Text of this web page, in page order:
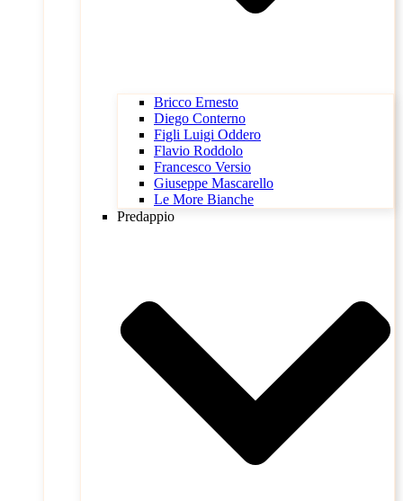
Bricco Ernesto
Diego Conterno
Figli Luigi Oddero
Flavio Roddolo
Francesco Versio
Giuseppe Mascarello
Le More Bianche
Predappio